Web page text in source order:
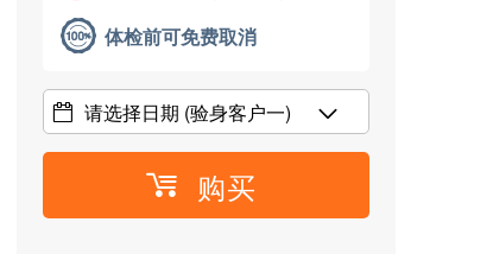
体检前可免费取消
请选择日期 (验身客户一)
购买